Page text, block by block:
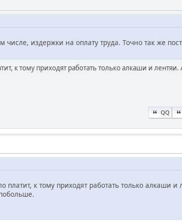
издержки на оплату труда. Точно так же
к тому приходят работать только алкаши и лентяи.
QQ
к тому приходят работать только алкаши и